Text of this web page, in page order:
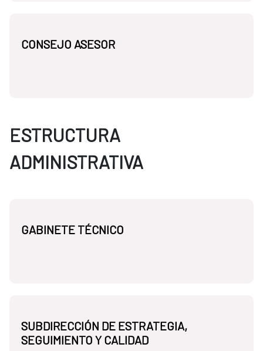
CONSEJO ASESOR
ESTRUCTURA
ADMINISTRATIVA
GABINETE TÉCNICO
SUBDIRECCIÓN DE ESTRATEGIA,
SEGUIMIENTO Y CALIDAD